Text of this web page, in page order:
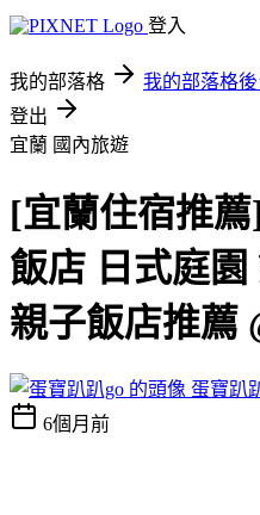
登入
我的部落格 我的部落格後
登出
宜蘭 國內旅遊
[宜蘭住宿推
飯店 日式庭
親子飯店推薦
蛋寶趴
6個月前